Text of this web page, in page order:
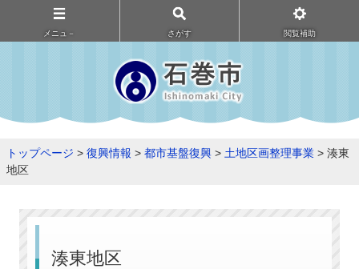
メニュ－ さがす 閲覧補助
トップページ > 復興情報 > 都市基盤復興 > 土地区画整理事業 > 湊東
地区
湊東地区